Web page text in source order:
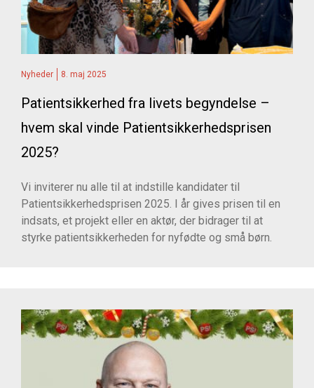
Nyheder 8. maj 2025
Patientsikkerhed fra livets begyndelse –
hvem skal vinde Patientsikkerhedsprisen
2025?
Vi inviterer nu alle til at indstille kandidater til
Patientsikkerhedsprisen 2025. I år gives prisen til en
indsats, et projekt eller en aktør, der bidrager til at
styrke patientsikkerheden for nyfødte og små børn.